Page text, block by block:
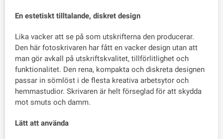
En estetiskt tilltalande, diskret design
Lika vacker att se på som utskrifterna den producerar.
Den här fotoskrivaren har fått en vacker design utan att
man gör avkall på utskriftskvalitet, tillförlitlighet och
funktionalitet. Den rena, kompakta och diskreta designen
passar in sömlöst i de flesta kreativa arbetsytor och
hemmastudior. Skrivaren är helt förseglad för att skydda
mot smuts och damm.
Lätt att använda